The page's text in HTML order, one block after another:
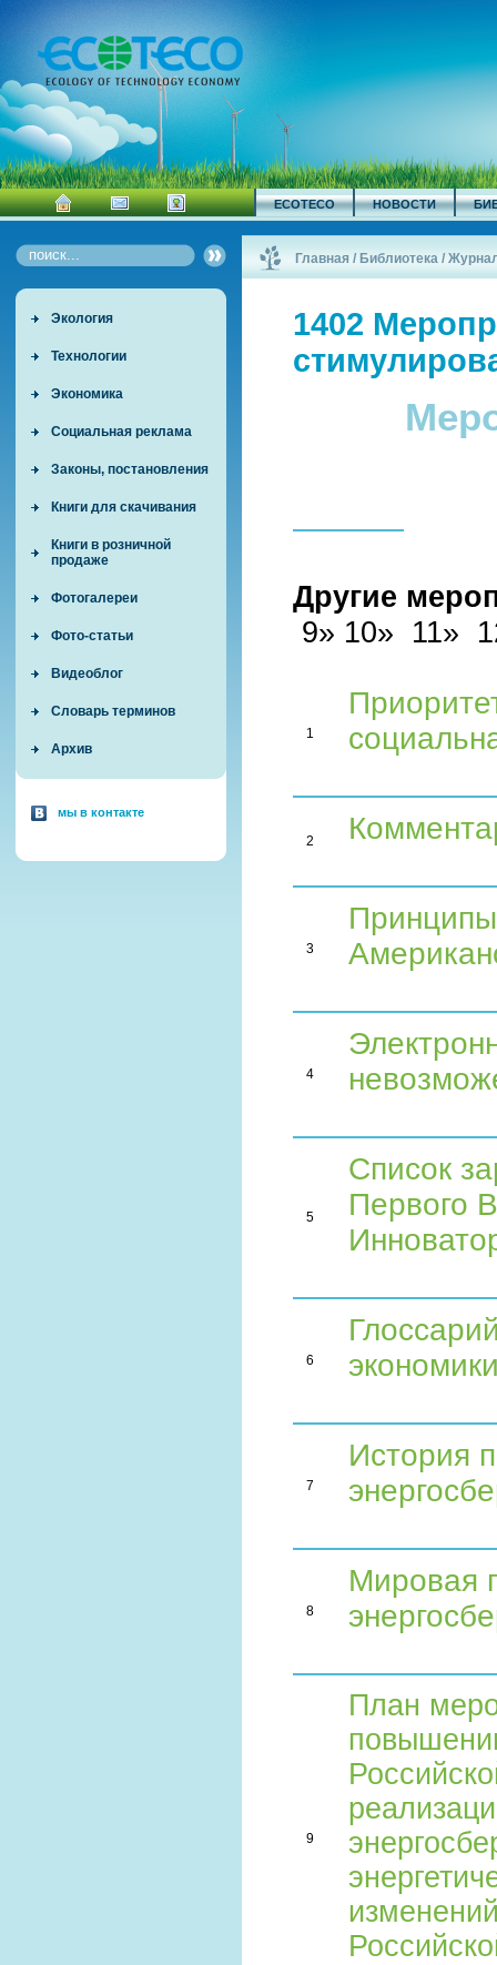
ECOTECO НОВОСТИ
Экология
Технологии
Экономика
Социальная реклама
Законы, постановления
Книги для скачивания
Книги в розничной
продаже
Фотогалереи
Фото-статьи
Видеоблог
Словарь терминов
Архив
мы в контакте
Главная / Библиотека /
1402
Другие
9» 10» 11»
1
2
3
4
5
Список
Первого
6
7
История
8
Мировая
9
План